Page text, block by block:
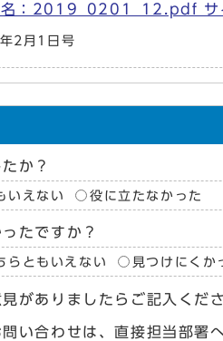
名：2019_0201_12.pdf
2月1日号
か？
いえない 役に立たなかった
たですか？
らともいえない 見つけにくか
がありましたらご記入くださ
問い合わせは、直接担当部